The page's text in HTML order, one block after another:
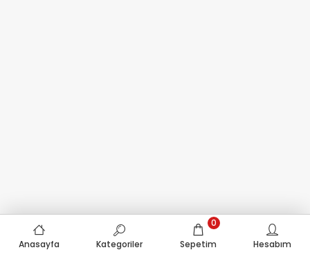
Anasayfa Kategoriler Sepetim
0
Hesabım